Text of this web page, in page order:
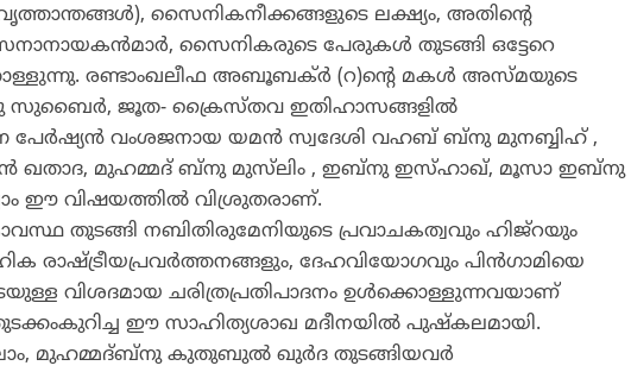
സൈനികനീക്കങ്ങളുടെ ലക്ഷ്യം, അതിന്റെ
സൈനികരുടെ പേരുകള്‍ തുടങ്ങി ഒട്ടേറെ
രണ്ടാംഖലീഫ അബൂബക്ര്‍ (റ)ന്റെ മകള്‍ അസ്മയുടെ
സുബൈര്‍, ജൂത- ക്രൈസ്തവ ഇതിഹാസങ്ങളില്‍
പേര്‍ഷ്യന്‍ വംശജനായ യമന്‍ സ്വദേശി വഹബ് ബ്‌നു മുനബ്ബിഹ് ,
ഖതാദ, മുഹമ്മദ് ബ്‌നു മുസ്‌ലിം , ഇബ്‌നു ഇസ്ഹാഖ്, മൂസാ ഇബ്‌നു
ഈ വിഷയത്തില്‍ വിശ്രുതരാണ്.
തുടങ്ങി നബിതിരുമേനിയുടെ പ്രവാചകത്വവും ഹിജ്‌റയും
രാഷ്ട്രീയപ്രവര്‍ത്തനങ്ങളും, ദേഹവിയോഗവും പിന്‍ഗാമിയെ
വിശദമായ ചരിത്രപ്രതിപാദനം ഉള്‍ക്കൊള്ളുന്നവയാണ്
ഈ സാഹിത്യശാഖ മദീനയില്‍ പുഷ്‌കലമായി.
മുഹമ്മദ്ബ്‌നു കുതുബുല്‍ ഖുര്‍ദ തുടങ്ങിയവര്‍